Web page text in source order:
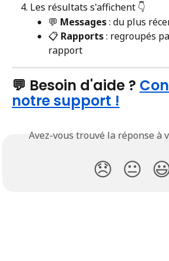
Les résultats s'affichent 👇
💬 Messages : du plus
📋 Rapports : regroupés
rapport
💬 Besoin d'aide ?
notre support !
Avez-vous trouvé la réponse à
😞 😐